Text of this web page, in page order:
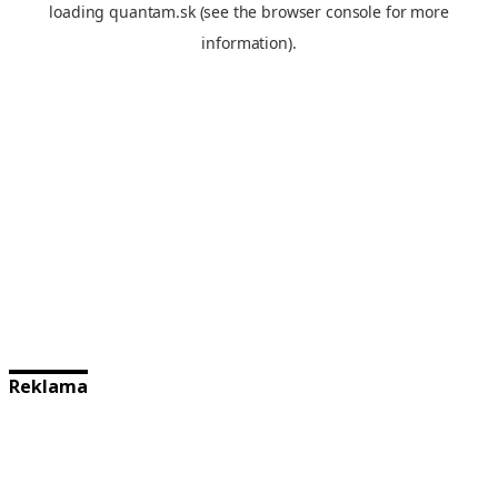
Reklama